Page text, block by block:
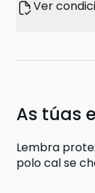
Ver
As túas
Lembra
polo cal se